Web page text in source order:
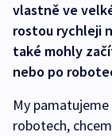
vlastně ve
rostou rychleji
také mohly
nebo po
My
robotech,